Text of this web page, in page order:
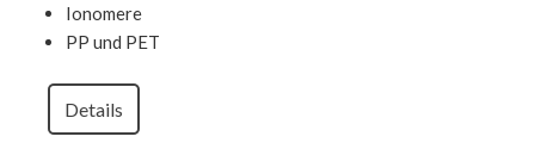
Ionomere
PP und PET
Details